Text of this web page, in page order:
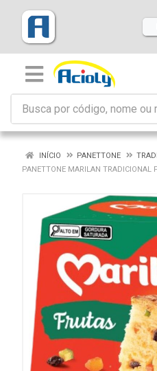
INÍCIO PANETTONE
PANETTONE MARILAN TRADICIONAL